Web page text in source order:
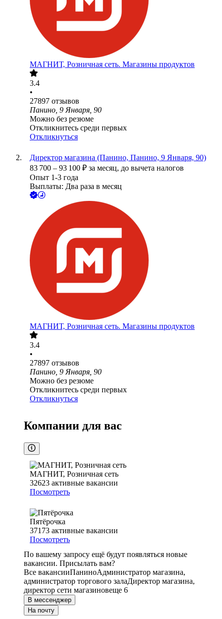
МАГНИТ, Розничная сеть. Магазины продуктов
3.4
•
27897 отзывов
Панино, 9 Января, 90
Можно без резюме
Откликнитесь среди первых
Откликнуться
Директор магазина (Панино, Панино, 9 Января, 90)
83 700 – 93 100 ₽ за месяц, до вычета налогов
Опыт 1-3 года
Выплаты: Два раза в месяц
МАГНИТ, Розничная сеть. Магазины продуктов
3.4
•
27897 отзывов
Панино, 9 Января, 90
Можно без резюме
Откликнитесь среди первых
Откликнуться
Компании для вас
МАГНИТ, Розничная сеть
32623 активные вакансии
Посмотреть
Пятёрочка
37173 активные вакансии
Посмотреть
По вашему запросу ещё будут появляться новые
вакансии. Присылать вам?
Все вакансииПаниноАдминистратор магазина,
администратор торгового залаДиректор магазина,
директор сети магазиновеще 6
В мессенджер
На почту